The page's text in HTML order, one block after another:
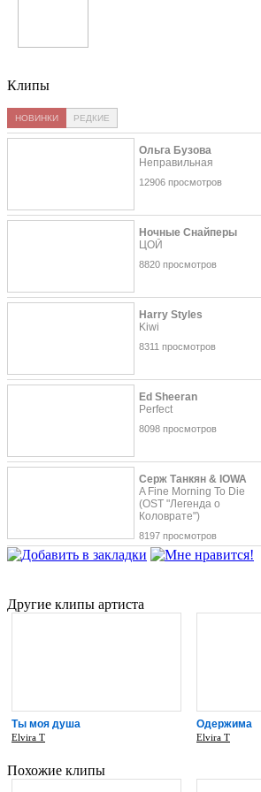
Клипы
НОВИНКИ РЕДКИЕ
Ольга Бузова
Неправильная
12906 просмотров
Ночные Снайперы
ЦОЙ
8820 просмотров
Harry Styles
Kiwi
8311 просмотров
Ed Sheeran
Perfect
8098 просмотров
Серж Танкян & IOWA
A Fine Morning To Die
(OST "Легенда о
Коловрате")
8197 просмотров
Другие клипы артиста
Ты моя душа
Elvira T
Одержима
Elvira T
Похожие клипы